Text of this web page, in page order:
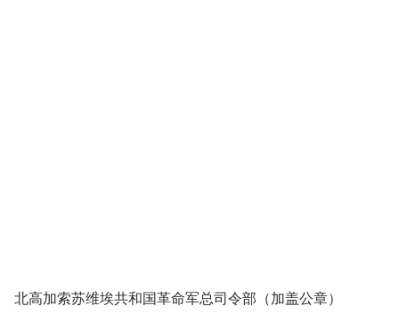
北高加索苏维埃共和国革命军总司令部（加盖公章）